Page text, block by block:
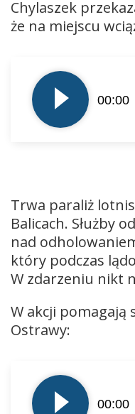
Chylaszek
że na miejscu
plików
dźwiękowych
00:00
Trwa paraliż
Balicach. Służby
nad
który podczas
W zdarzeniu nikt
W akcji pomagają
Ostrawy:
plików
dźwiękowych
00:00